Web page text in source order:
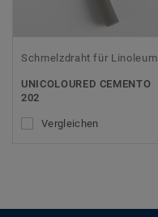
Schmelzdraht für Linoleum
UNICOLOURED CEMENTO
202
Vergleichen